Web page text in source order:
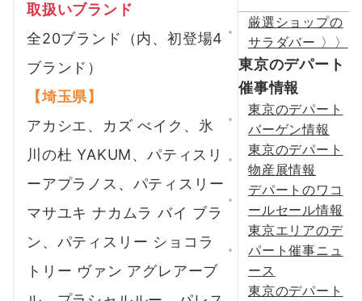
取扱いブランド
全20ブランド（内、初登場4
ブランド）
【埼玉県】
アカシエ、カズ べイク、氷
川の杜 YAKUM、パティスリ
ーアプラノス、パティスリー
マサユキ ナカムラ バイ ブラ
ン、パティスリー ショコラ
トリー ヴァン アグレアーブ
厳選ショップの
サラダバー 〉〉
東京のデパート
催事情報
東京のデパート
バーゲン情報
東京のデパート
物産展情報
デパートのワコ
ールセール情報
東京エリアのデ
パート催事ニュ
ース
東京のデパート